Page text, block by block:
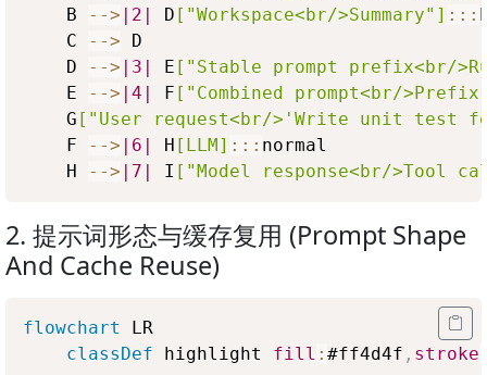
    B
--> |2| D ["Workspace<br/>Summary"] :::
    C
--> D
    D
--> |3| E ["Stable prompt prefix<br/
    E
--> |4| F ["Combined prompt<br/
    G
["User request<br/>'Write unit test
    F
--> |6| H [LLM] ::: normal
    H
--> |7| I ["Model response<br/>Tool
2. 提示词形态与缓存复用 (Prompt Shape
And Cache Reuse)
flowchart
LR
classDef highlight fill : #ff4d4f , stroke